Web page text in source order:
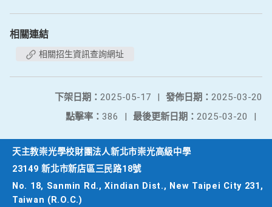
相關連結
相關招生資訊查詢網址
發佈日期： 2025-03-20
下架日期： 2025-05-17
|
最後更新日期： 2025-03-20 |
點擊率： 386 |
天主教崇光學校財團法人新北市崇光高級中學
23149 新北市新店區三民路18號
No. 18, Sanmin Rd., Xindian Dist., New Taipei City 231,
Taiwan (R.O.C.)